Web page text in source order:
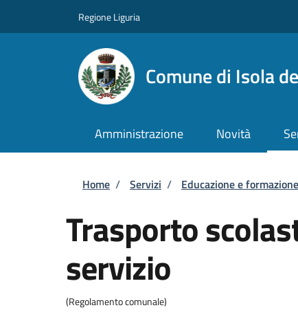
Regione Liguria
Comune di Isola
Amministrazione Novità
Briciole di pane
Home / Servizi / Educazione e formazione
Trasporto
servizio
(Regolamento comunale)